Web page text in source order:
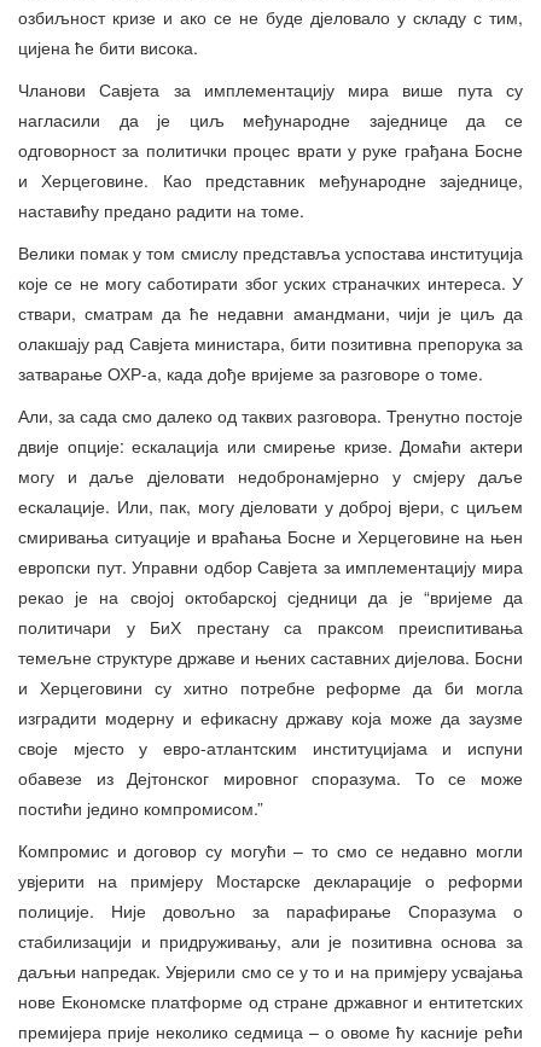
озбиљност кризе и ако се не буде дјеловало у складу с тим,
цијена ће бити висока.
Чланови Савјета за имплементацију мира више пута су
нагласили да је циљ међународне заједнице да се
одговорност за политички процес врати у руке грађана Босне
и Херцеговине. Као представник међународне заједнице,
наставићу предано радити на томе.
Велики помак у том смислу представља успостава институција
које се не могу саботирати због уских страначких интереса. У
ствари, сматрам да ће недавни амандмани, чији је циљ да
олакшају рад Савјета министара, бити позитивна препорука за
затварање ОХР-а, када дође вријеме за разговоре о томе.
Али, за сада смо далеко од таквих разговора. Тренутно постоје
двије опције: ескалација или смирење кризе. Домаћи актери
могу и даље дјеловати недобронамјерно у смјеру даље
ескалације. Или, пак, могу дјеловати у доброј вјери, с циљем
смиривања ситуације и враћања Босне и Херцеговине на њен
европски пут. Управни одбор Савјета за имплементацију мира
рекао је на својој октобарској сједници да је “вријеме да
политичари у БиХ престану са праксом преиспитивања
темељне структуре државе и њених саставних дијелова. Босни
и Херцеговини су хитно потребне реформе да би могла
изградити модерну и ефикасну државу која може да заузме
своје мјесто у евро-атлантским институцијама и испуни
обавезе из Дејтонског мировног споразума. То се може
постићи једино компромисом.”
Компромис и договор су могући – то смо се недавно могли
увјерити на примјеру Мостарске декларације о реформи
полиције. Није довољно за парафирање Споразума о
стабилизацији и придруживању, али је позитивна основа за
даљњи напредак. Увјерили смо се у то и на примјеру усвајања
нове Економске платформе од стране државног и ентитетских
премијера прије неколико седмица – о овоме ћу касније рећи